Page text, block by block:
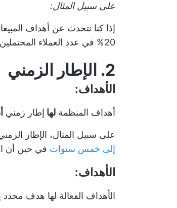
على سبيل المثال:
إذا كنا نتحدث عن أهداف
20% في عدد العملاء المحتملين في مسار المبيعات.
2. الإطار الزمني
الأهداف:
أهداف المنظمة لها إطار زمني
على سبيل المثال، الإطار
إلى خمس سنوات في حين أن
الأهداف:
الأهداف الفعالة لها هدف